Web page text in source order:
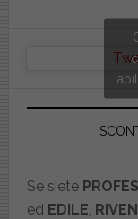
Se siete
ed EDILE